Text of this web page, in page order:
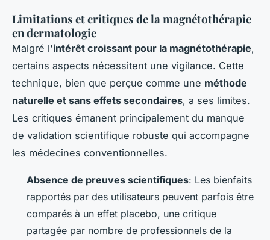
Limitations et critiques de la magnétothérapie
en dermatologie
Malgré l'intérêt croissant pour la magnétothérapie,
certains aspects nécessitent une vigilance. Cette
technique, bien que perçue comme une méthode
naturelle et sans effets secondaires, a ses limites.
Les critiques émanent principalement du manque
de validation scientifique robuste qui accompagne
les médecines conventionnelles.
Absence de preuves scientifiques: Les bienfaits
rapportés par des utilisateurs peuvent parfois être
comparés à un effet placebo, une critique
partagée par nombre de professionnels de la